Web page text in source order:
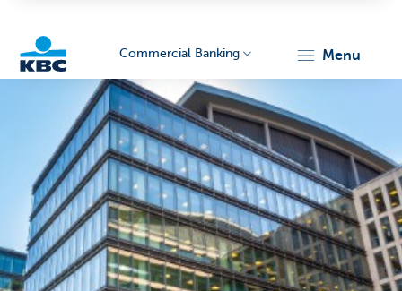
Corporate
Commercial Banking menu